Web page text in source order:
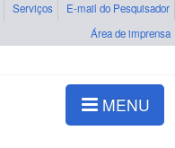
Serviços
E-mail do Pesquisador
Área de imprensa
MENU